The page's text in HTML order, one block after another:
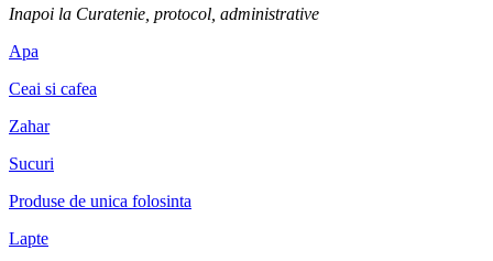
Inapoi la Curatenie, protocol, administrative
Apa
Ceai si cafea
Zahar
Sucuri
Produse de unica folosinta
Lapte